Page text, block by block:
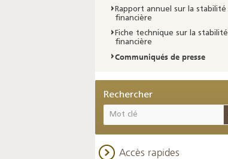
Rapport annuel sur la stabilité
financière
Fiche technique sur la stabilité
financière
Communiqués de presse
Rechercher
Accès rapides